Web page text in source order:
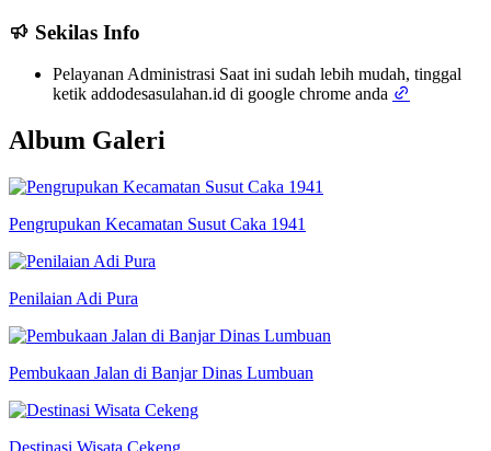
Sekilas Info
Pelayanan Administrasi Saat ini sudah lebih mudah, tinggal
ketik addodesasulahan.id di google chrome anda
Album Galeri
Pengrupukan Kecamatan Susut Caka 1941
Penilaian Adi Pura
Pembukaan Jalan di Banjar Dinas Lumbuan